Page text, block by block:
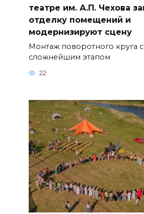
театре им. А.П. Чехова
отделку помещений и
модернизируют сцену
Монтаж поворотного круга
сложнейшим этапом
22